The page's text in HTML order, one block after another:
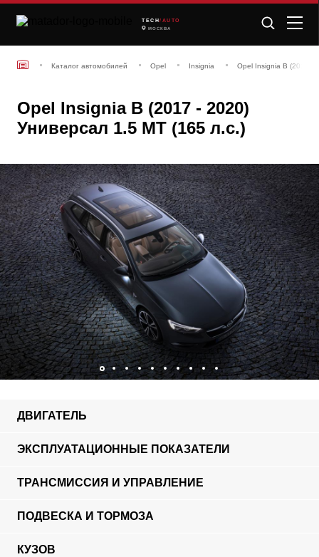
TECH /AUTO
МОСКВА
Каталог автомобилей Opel Insignia Opel Insignia B (2017 -
Opel Insignia B (2017 - 2020)
Универсал 1.5 MT (165 л.с.)
ДВИГАТЕЛЬ
ЭКСПЛУАТАЦИОННЫЕ ПОКАЗАТЕЛИ
ТРАНСМИССИЯ И УПРАВЛЕНИЕ
ПОДВЕСКА И ТОРМОЗА
КУЗОВ